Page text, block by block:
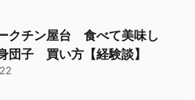
クチン屋台 食べて美味し
子 買い方【経験談】